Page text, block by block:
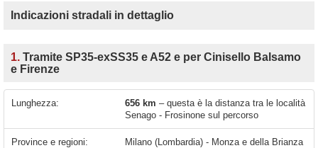
Indicazioni stradali in dettaglio
1. Tramite SP35-exSS35 e A52 e per Cinisello Balsamo
e Firenze
Lunghezza: 656 km – questa è la distanza tra le località
Senago - Frosinone sul percorso
Province e regioni:
Milano (Lombardia) - Monza e della Brianza